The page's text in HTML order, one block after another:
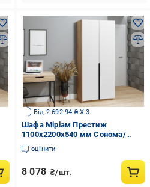
Від 2 692.94 ₴ X 3
Шафа Міріам Престиж
1100x2200x540 мм Сонома/
Білий (20253)
оцінити
8 078 ₴/шт.